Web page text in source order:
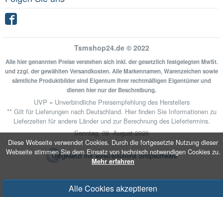
Diese Webseite verwendet Cookies. Durch die fortgesetzte Nutzung dieser
Webseite stimmen Sie dem Einsatz von technisch notwendigen Cookies zu.
Mehr erfahren
Alle Cookies akzeptieren
Tsmshop24.de © 2022
Alle hier genannten Preise verstehen sich inkl. der gesetzlich festgelegten MwSt.
und zzgl. der gewählten Versandkosten. Alle Markennamen, Warenzeichen sowie
sämtliche Produktbilder sind Eigentum Ihrer rechtmäßigen Eigentümer und
dienen hier nur der Beschreibung.
UVP = Unverbindliche Preisempfehlung des Herstellers
** Gilt für Lieferungen nach Deutschland. Hierfinden Sie Informationen zu
Lieferzeiten für andere Länder und zur Berechnung des Liefertermins.
Sonntag, 09. August 2026
Umgesetzt mitxonic-solutions Shopsoftware